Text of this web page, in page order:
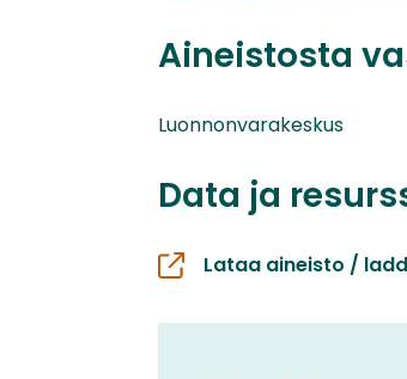
Aineistosta
Luonnonvarakeskus
Data ja
Lataa aineisto /